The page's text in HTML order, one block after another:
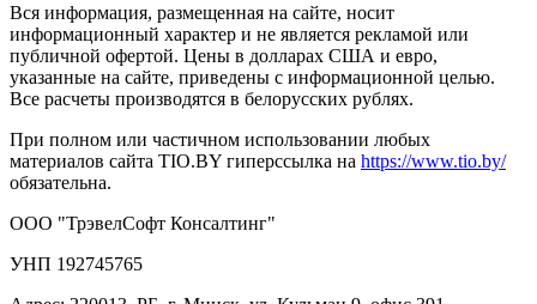
Вся информация, размещенная на сайте, носит
информационный характер и не является рекламой или
публичной офертой. Цены в долларах США и евро,
указанные на сайте, приведены с информационной целью.
Все расчеты производятся в белорусских рублях.
При полном или частичном использовании любых
материалов сайта TIO.BY гиперссылка на https://www.tio.by/
обязательна.
ООО "ТрэвелСофт Консалтинг"
УНП 192745765